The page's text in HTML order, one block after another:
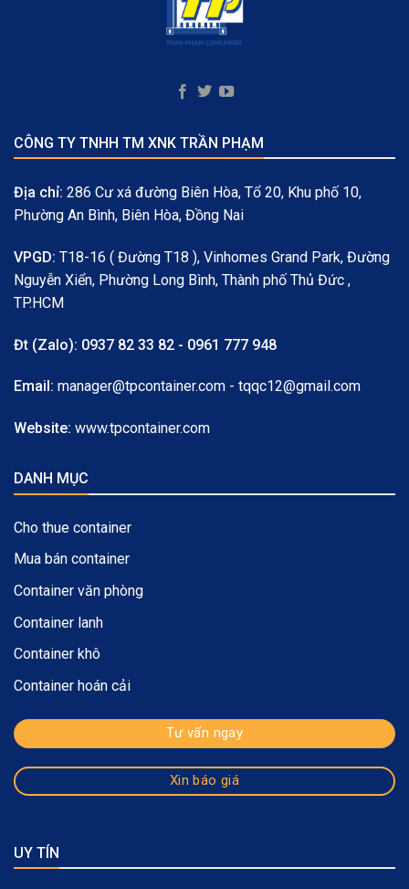
CÔNG TY TNHH TM XNK TRẦN PHẠM
Địa chỉ: 286 Cư xá đường Biên Hòa, Tổ 20, Khu phố 10,
Phường An Bình, Biên Hòa, Đồng Nai
VPGD: T18-16 ( Đường T18 ), Vinhomes Grand Park, Đường
Nguyễn Xiển, Phường Long Bình, Thành phố Thủ Đức ,
TP.HCM
Đt (Zalo): 0937 82 33 82 - 0961 777 948
Email: manager@tpcontainer.com - tqqc12@gmail.com
Website: www.tpcontainer.com
DANH MỤC
Cho thue container
Mua bán container
Container văn phòng
Container lanh
Container khô
Container hoán cải
Tư vấn ngay
Xin báo giá
UY TÍN